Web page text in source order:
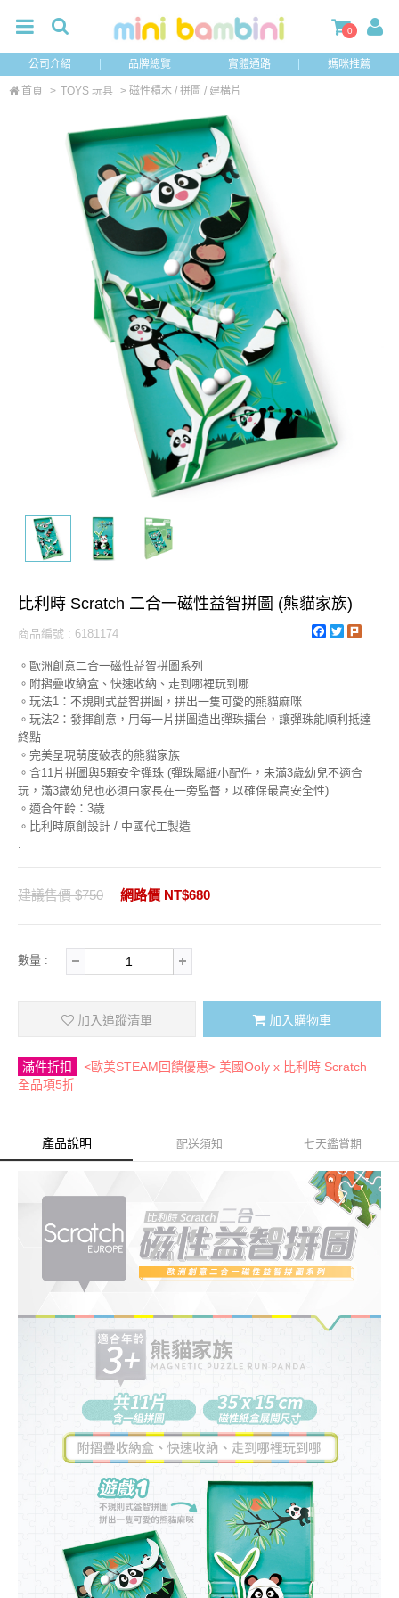
0
公司介紹 品牌總覽 實體通路 媽咪推薦
首頁 > TOYS 玩具 > 磁性積木 / 拼圖 / 建構片
比利時 Scratch 二合一磁性益智拼圖 (熊貓家族)
Facebook
Twitter
商品編號 : 6181174
。歐洲創意二合一磁性益智拼圖系列
。附摺疊收納盒、快速收納、走到哪裡玩到哪
。玩法1：不規則式益智拼圖，拼出一隻可愛的熊貓麻咪
。玩法2：發揮創意，用每一片拼圖造出彈珠擂台，讓彈珠能順利抵達
終點
。完美呈現萌度破表的熊貓家族
。含11片拼圖與5顆安全彈珠 (彈珠屬細小配件，未滿3歲幼兒不適合
玩，滿3歲幼兒也必須由家長在一旁監督，以確保最高安全性)
。適合年齡：3歲
。比利時原創設計 / 中國代工製造
.
建議售價 $750 網路價 NT$680
數量 :
加入追蹤清單 加入購物車
滿件折扣
<歐美STEAM回饋優惠> 美國Ooly x 比利時 Scratch
全品項5折
產品說明 配送須知 七天鑑賞期